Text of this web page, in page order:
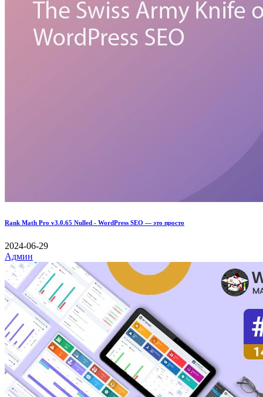
Rank Math Pro v3.0.65 Nulled - WordPress SEO — это просто
2024-06-29
Админ